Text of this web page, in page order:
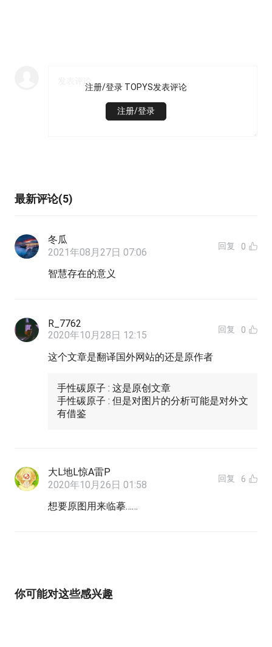
注册/登录 TOPYS发表评论
注册/登录
最新评论(5)
冬瓜
2021年08月27日 07:06
回复 0
智慧存在的意义
R_7762
2020年10月28日 12:15
回复 0
这个文章是翻译国外网站的还是原作者
手性碳原子 : 这是原创文章
手性碳原子 : 但是对图片的分析可能是对外文
有借鉴
大L地L惊A雷P
2020年10月26日 01:58
回复 6
想要原图用来临摹……
你可能对这些感兴趣